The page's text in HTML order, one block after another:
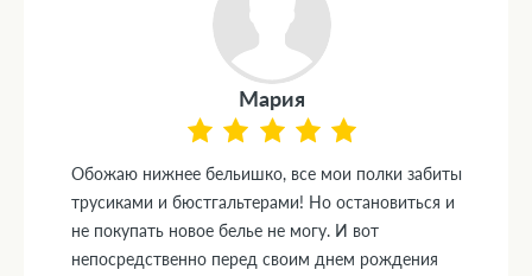
Мария
Обожаю нижнее бельишко, все мои полки забиты
трусиками и бюстгальтерами! Но остановиться и
не покупать новое белье не могу. И вот
непосредственно перед своим днем рождения